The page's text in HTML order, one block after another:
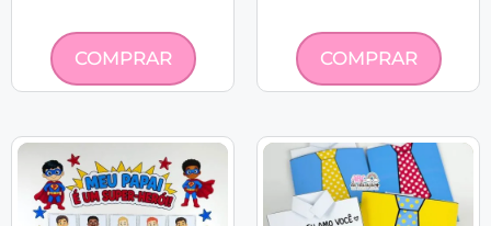
COMPRAR COMPRAR